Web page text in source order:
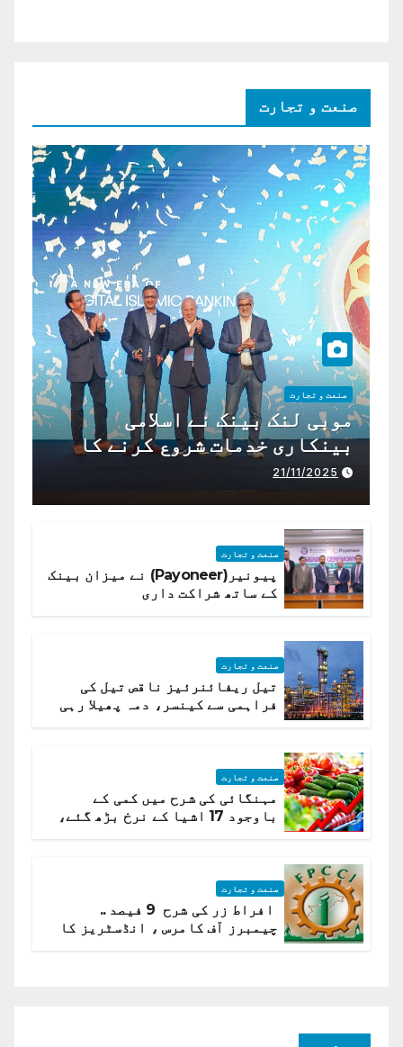
صنعت و تجارت
صنعت و تجارت
موبی لنک بینک نے اسلامی
بینکاری خدمات شروع کرنے کا
اعلان کیا ہے،
21/11/2025
صنعت و تجارت
پیونیر(Payoneer) نے میزان بینک
کے ساتھ شراکت داری
صنعت و تجارت
تیل ریفائنرئیز ناقص تیل کی
فراہمی سے کینسر، دمہ پھیلا رہی
صنعت و تجارت
مہنگائی کی شرح میں کمی کے
باوجود 17 اشیا کے نرخ بڑھ گئے،
صنعت و تجارت
افراط زر کی شرح 9 فیصد ..
چیمبرز آف کامرس ، انڈسٹریز کا